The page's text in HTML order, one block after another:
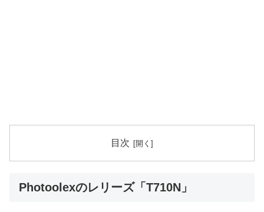
目次
Photoolexのレリーズ「T710N」